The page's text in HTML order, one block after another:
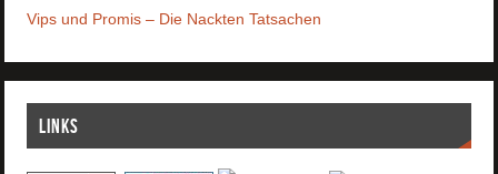
Vips und Promis – Die Nackten Tatsachen
Links